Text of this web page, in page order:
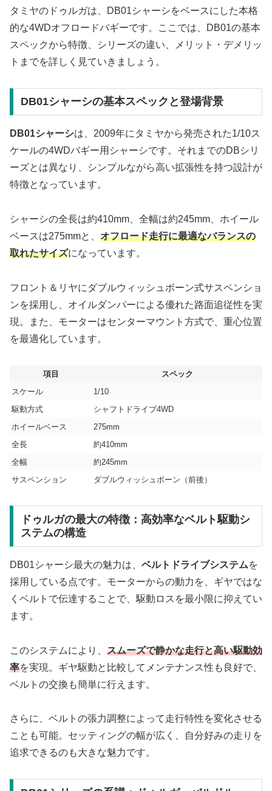
タミヤのドゥルガは、DB01シャーシをベースにした本格
的な4WDオフロードバギーです。ここでは、DB01の基本
スペックから特徴、シリーズの違い、メリット・デメリッ
トまでを詳しく見ていきましょう。
DB01シャーシの基本スペックと登場背景
DB01シャーシは、2009年にタミヤから発売された1/10ス
ケールの4WDバギー用シャーシです。それまでのDBシリ
ーズとは異なり、シンプルながら高い拡張性を持つ設計が
特徴となっています。
シャーシの全長は約410mm、全幅は約245mm、ホイール
ベースは275mmと、 オフロード走行に最適なバランスの
取れたサイズになっています。
フロント＆リヤにダブルウィッシュボーン式サスペンショ
ンを採用し、オイルダンパーによる優れた路面追従性を実
現。また、モーターはセンターマウント方式で、重心位置
を最適化しています。
項目
スペック
スケール
1/10
駆動方式
シャフトドライブ4WD
ホイールベース
275mm
全長
約410mm
全幅
約245mm
サスペンション
ダブルウィッシュボーン（前後）
ドゥルガの最大の特徴：高効率なベルト駆動シ
ステムの構造
DB01シャーシ最大の魅力は、 ベルトドライブシステムを
採用している点です。モーターからの動力を、ギヤではな
くベルトで伝達することで、駆動ロスを最小限に抑えてい
ます。
このシステムにより、 スムーズで静かな走行と高い駆動効
率を実現。ギヤ駆動と比較してメンテナンス性も良好で、
ベルトの交換も簡単に行えます。
さらに、ベルトの張力調整によって走行特性を変化させる
ことも可能。セッティングの幅が広く、自分好みの走りを
追求できるのも大きな魅力です。